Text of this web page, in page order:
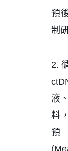
預
制
2.
液
料